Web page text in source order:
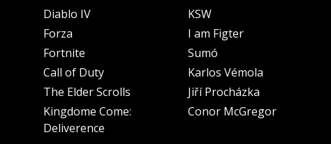
Diablo IV
Forza
Fortnite
Call of Duty
The Elder Scrolls
Kingdome Come:
Deliverence
KSW
I am Figter
Sumó
Karlos Vémola
Jiří Procházka
Conor McGregor